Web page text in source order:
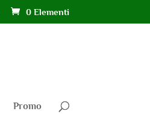
0 Elementi
Promo